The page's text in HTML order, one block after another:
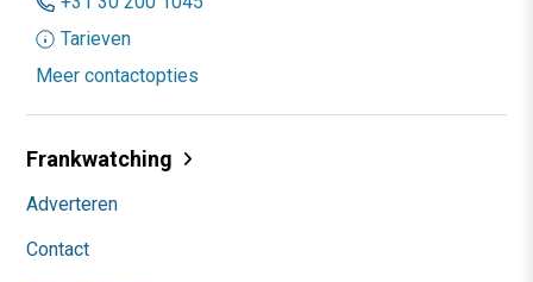
Tarieven
Meer contactopties
Frankwatching
Adverteren
Contact